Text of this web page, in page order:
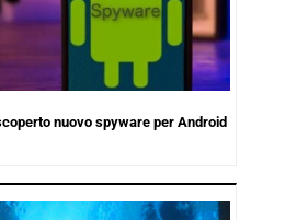
nuovo spyware per Android